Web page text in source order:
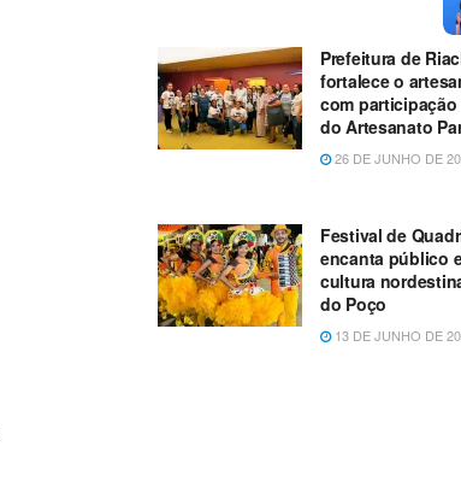
Prefeitura de
fortalece o
com participação
do Artesanato
26 DE JUNHO DE
Festival de
encanta público
cultura
do Poço
13 DE JUNHO DE